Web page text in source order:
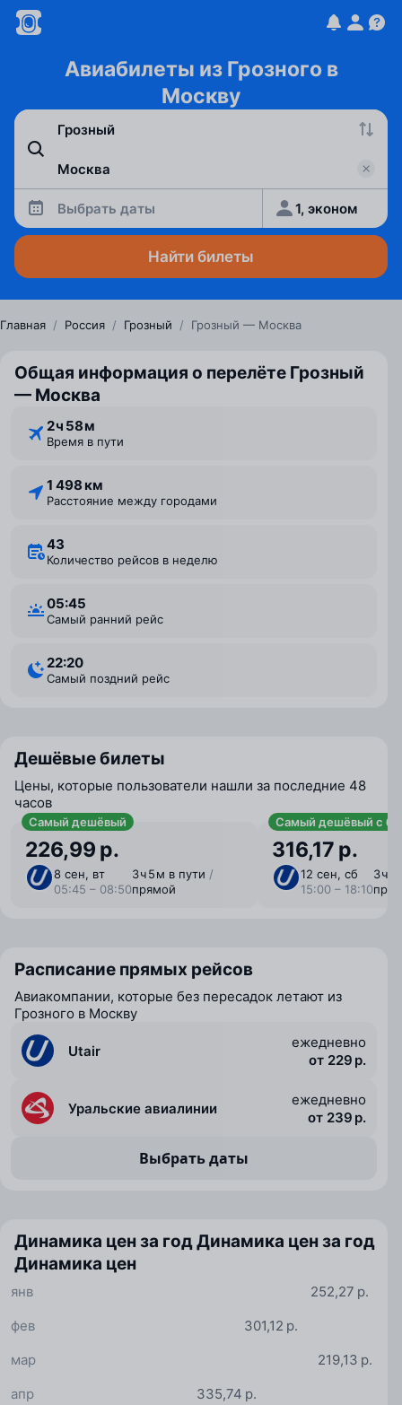
Авиабилеты из Грозного в
Москву
Выбрать даты 1, эконом
Найти билеты
Главная / Россия / Грозный / Грозный — Москва
Общая информация о перелёте Грозный
— Москва
2 ⁠ч 58 ⁠м
Время в пути
1 498 км
Расстояние между городами
43
Количество рейсов в неделю
05:45
Самый ранний рейс
22:20
Самый поздний рейс
Дешёвые билеты
Цены, которые пользователи нашли за последние 48
часов
Самый дешёвый
226,99 р.
8 сен, вт
05:45 – 08:50
3 ⁠ч 5 ⁠м в пути /
прямой
Самый дешёвый с
316,17 р.
12 сен, сб
15:00 – 18:10
3 ⁠ч
Расписание прямых рейсов
Авиакомпании, которые без пересадок летают из
Грозного в Москву
Utair
ежедневно
от 229 р.
Уральские авиалинии
ежедневно
от 239 р.
Выбрать даты
Динамика цен за годДинамика цен за год
Динамика цен
252,27 р.
янв
301,12 р.
фев
219,13 р.
мар
335,74 р.
апр